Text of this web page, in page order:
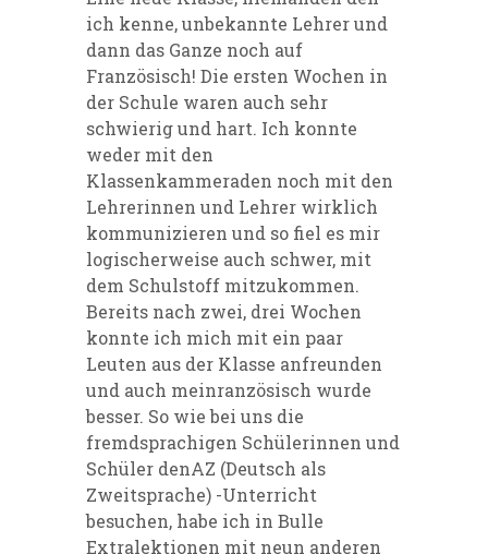
ich kenne, unbekannte Lehrer und
dann das Ganze noch auf
Französisch! Die ersten Wochen in
der Schule waren auch sehr
schwierig und hart. Ich konnte
weder mit den
Klassenkammeraden noch mit den
Lehrerinnen und Lehrer wirklich
kommunizieren und so fiel es mir
logischerweise auch schwer, mit
dem Schulstoff mitzukommen.
Bereits nach zwei, drei Wochen
konnte ich mich mit ein paar
Leuten aus der Klasse anfreunden
und auch meinranzösisch wurde
besser. So wie bei uns die
fremdsprachigen Schülerinnen und
Schüler denAZ (Deutsch als
Zweitsprache) -Unterricht
besuchen, habe ich in Bulle
Extralektionen mit neun anderen